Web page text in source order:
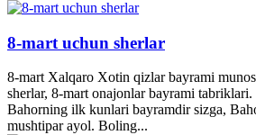
8-mart uchun sherlar
8-mart Xalqaro Xotin qizlar bayrami
sherlar, 8-mart onajonlar bayrami tabriklari.
Bahorning ilk kunlari bayramdir sizga,
mushtipar ayol. Boling...